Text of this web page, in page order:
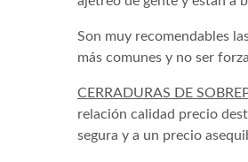
Son muy recomendables
más comunes y no ser
CERRADURAS DE
relación calidad precio
segura y a un precio